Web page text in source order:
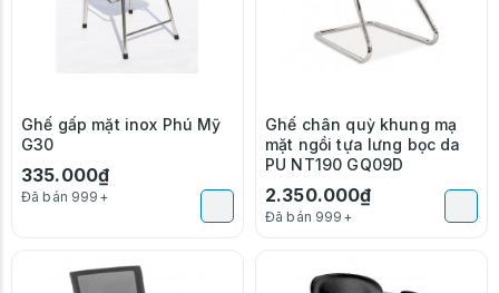
Ghế gấp mặt inox Phú Mỹ
G30
335.000₫
Đã bán 999+
Ghế chân quỳ khung mạ
mặt ngồi tựa lưng bọc da
PU NT190 GQ09D
2.350.000₫
Đã bán 999+